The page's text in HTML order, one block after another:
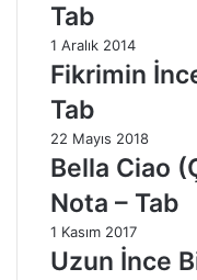
Tab
1 Aralık 2014
Fikrimin
Tab
22 Mayıs 2018
Bella Ciao
Nota – Tab
1 Kasım 2017
Uzun İnce